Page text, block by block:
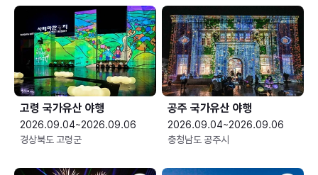
고령 국가유산 야행
2026.09.04~2026.09.06
경상북도 고령군
공주 국가유산 야행
2026.09.04~2026.09.06
충청남도 공주시